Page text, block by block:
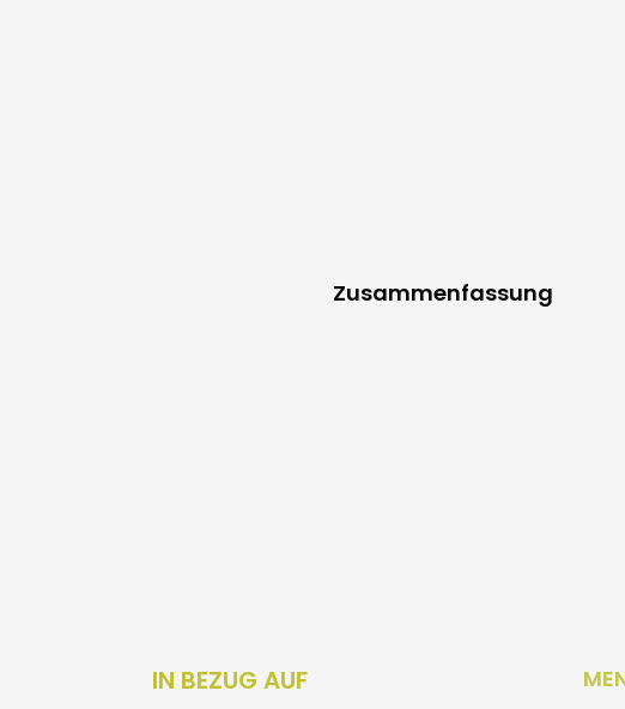
Zusammenfassung
IN BEZUG AUF